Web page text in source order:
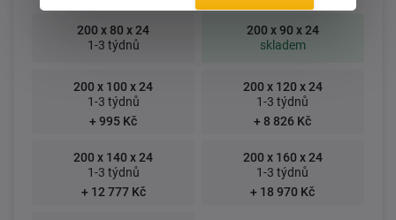
200 x 80 x 24
1-3 týdnů
200 x 90 x 24
skladem
200 x 100 x 24
1-3 týdnů
+ 995 Kč
200 x 120 x 24
1-3 týdnů
+ 8 826 Kč
200 x 140 x 24
1-3 týdnů
+ 12 777 Kč
200 x 160 x 24
1-3 týdnů
+ 18 970 Kč